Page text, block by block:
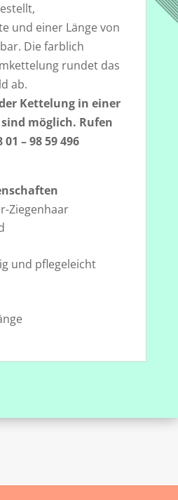
und einer Länge von
Die farblich
rundet das
ab.
Kettelung in einer
möglich. Rufen
– 98 59 496
Ziegenhaar
und pflegeleicht